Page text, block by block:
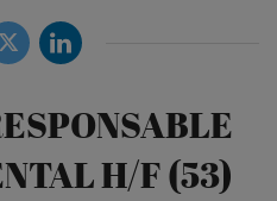
H/F (53)